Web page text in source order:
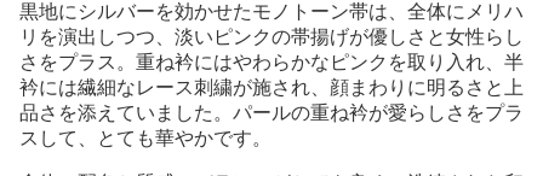
黒地にシルバーを効かせたモノトーン帯は、全体にメリハ
リを演出しつつ、淡いピンクの帯揚げが優しさと女性らし
さをプラス。重ね衿にはやわらかなピンクを取り入れ、半
衿には繊細なレース刺繍が施され、顔まわりに明るさと上
品さを添えていました。パールの重ね衿が愛らしさをプラ
スして、とても華やかです。